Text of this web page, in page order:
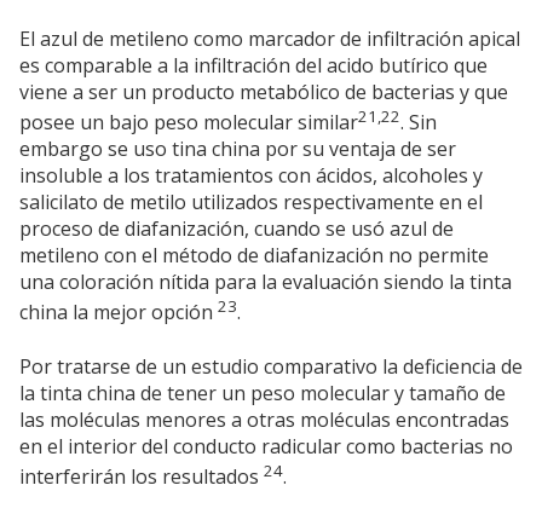
El azul de metileno como marcador de infiltración apical
es comparable a la infiltración del acido butírico que
viene a ser un producto metabólico de bacterias y que
posee un bajo peso molecular similar21,22. Sin
embargo se uso tina china por su ventaja de ser
insoluble a los tratamientos con ácidos, alcoholes y
salicilato de metilo utilizados respectivamente en el
proceso de diafanización, cuando se usó azul de
metileno con el método de diafanización no permite
una coloración nítida para la evaluación siendo la tinta
china la mejor opción 23.
Por tratarse de un estudio comparativo la deficiencia de
la tinta china de tener un peso molecular y tamaño de
las moléculas menores a otras moléculas encontradas
en el interior del conducto radicular como bacterias no
interferirán los resultados 24.